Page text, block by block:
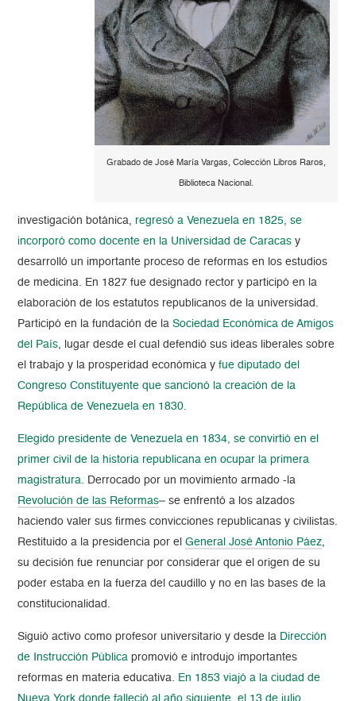
Grabado de José María Vargas, Colección Libros Raros,
Biblioteca Nacional.
investigación botánica, regresó a Venezuela en 1825, se
incorporó como docente en la Universidad de Caracas y
desarrolló un importante proceso de reformas en los estudios
de medicina. En 1827 fue designado rector y participó en la
elaboración de los estatutos republicanos de la universidad.
Participó en la fundación de laSociedad Económica de Amigos
del País , lugar desde el cual defendió sus ideas liberales sobre
el trabajo y la prosperidad económica yfue diputado del
Congreso Constituyente que sancionó la creación de la
República de Venezuela en 1830.
Elegido presidente de Venezuela en 1834, se convirtió en el
primer civil de la historia republicana en ocupar la primera
magistratura . Derrocado por un movimiento armado -la
Revolución de las Reformas– se enfrentó a los alzados
haciendo valer sus firmes convicciones republicanas y civilistas.
Restituido a la presidencia por elGeneral José Antonio Páez
su decisión fue renunciar por considerar que el origen de su
poder estaba en la fuerza del caudillo y no en las bases de la
constitucionalidad.
Siguió activo como profesor universitario y desde la Dirección
de Instrucción Pública promovió e introdujo importantes
reformas en materia educativa.
En 1853 viajó a la ciudad de
Nueva York donde falleció al año siguiente, el 13 de julio